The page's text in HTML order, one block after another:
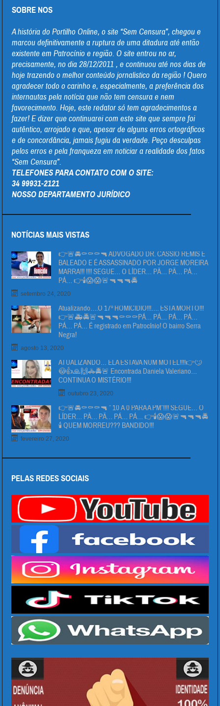
SOBRE NOS
A história do Portilho Online, o site “Sem Censura”, chegou e
marcou definitivamente a ruptura de uma ditadura até então
existente em Patrocínio e região. O site entrou no ar,
precisamente, no dia 28/12/2011 , e continuou até nos dias de
hoje trazendo o melhor conteúdo jornalistico da região ! Quero
agradecer todo o carinho e, especialmente, a preferência dos
internautas pela notícia que não tem censura e nem
favorecimento. Hoje, este redator só tem agradecimentos a
fazer! E dizer que continuarei com este site que sempre foi
autêntico, arrojado e que, apesar de alguns erros ortográficos
e de concordância, jamais fugiu da verdade. Peço desculpas
pelos erros e pela franqueza em noticiar a realidade dos fatos
“Sem Censura”.
TELEFONES PARA CONTATO COM O SITE:
34 99931-2121
NOSSO DEPARTAMENTO JURÍDICO
NOTÍCIAS MAIS VISTAS
👉🚨🚔⚰⚰⚰🔫 ADVOGADO DR. CÁSSIO REMIS É
BALEADO E É ASSASSINADO POR JORGE MOREIRA
MARRA!!! !!!! SEGUE… O LÍDER… PÄ… PÄ… PÁ…
PÁ… 👉🕯😱😱🚨🔫🔫🔫🚔
setembro 24, 2020
Atualizando….O 17º HOMICIDIO!!!…. ESTA MORTO!!!
👉🚨🚑🚔🚨🔫🔫🔫⚰⚰⚰PÁ… PÁ… PÁ… PÁ…
PÁ… PÁ… É registrado em Patrocínio! O bairro Serra
Negra!
agosto 13, 2020
ATUALIZANDO… ELA ESTAVA NUM MOTEL!!!!👉🙄
😳👍🙏🙌🚓🚔🚨 Encontrada Daniela Valeriano…
CONTINUA O MISTÉRIO!!!
outubro 23, 2020
👉🚨🚔⚰⚰⚰🔫 ” 10 Á 0 PARA A PM”!!!! SEGUE… O
LÍDER… PÄ… PÄ… PÁ… PÁ… 👉🕯😱😱🚨🔫🔫🔫🚔
🕯 QUEM MORREU??? BANDIDO!!!
fevereiro 27, 2020
PELAS REDES SOCIAIS